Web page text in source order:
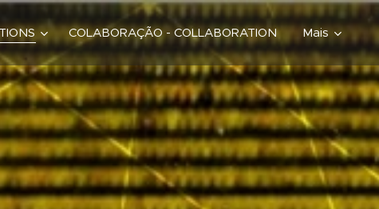
COLABORAÇÃO - COLLABORATION Mais